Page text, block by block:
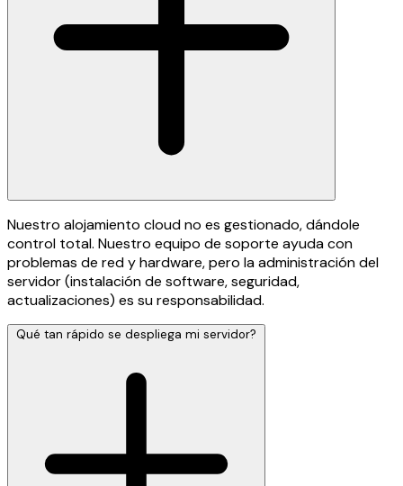
Nuestro alojamiento cloud no es gestionado, dándole
control total. Nuestro equipo de soporte ayuda con
problemas de red y hardware, pero la administración del
servidor (instalación de software, seguridad,
actualizaciones) es su responsabilidad.
Qué tan rápido se despliega mi servidor?